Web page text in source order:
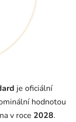
je oficiální
hodnotou
v roce 2028.